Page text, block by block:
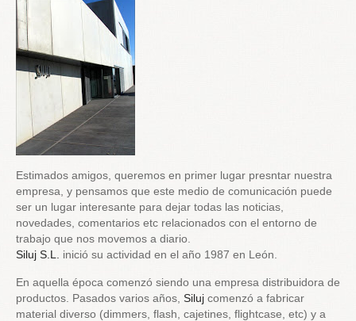
Estimados amigos, queremos en primer lugar presntar nuestra
empresa, y pensamos que este medio de comunicación puede
ser un lugar interesante para dejar todas las noticias,
novedades, comentarios etc relacionados con el entorno de
trabajo que nos movemos a diario.
Siluj S.L.
inició su actividad en el año 1987 en León.
En aquella época comenzó siendo una empresa distribuidora de
productos. Pasados varios años, Siluj comenzó a fabricar
material diverso (dimmers, flash, cajetines, flightcase, etc) y a